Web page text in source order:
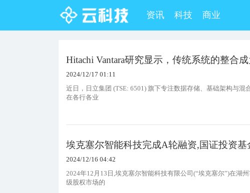
资讯 科技 商业
Hitachi Vantara研究显示，传统系统的整合
2024/12/17 01:11
近日，日立集团 (TSE: 6501) 旗下专注数据存储、基础架构与
在各行各业
埃克塞尔智能科技完成A轮融资,国证投资
2024/12/16 04:42
2024年12月13日,埃克塞尔智能科技有限公司(“埃克塞尔”)在湖
级股权市场的